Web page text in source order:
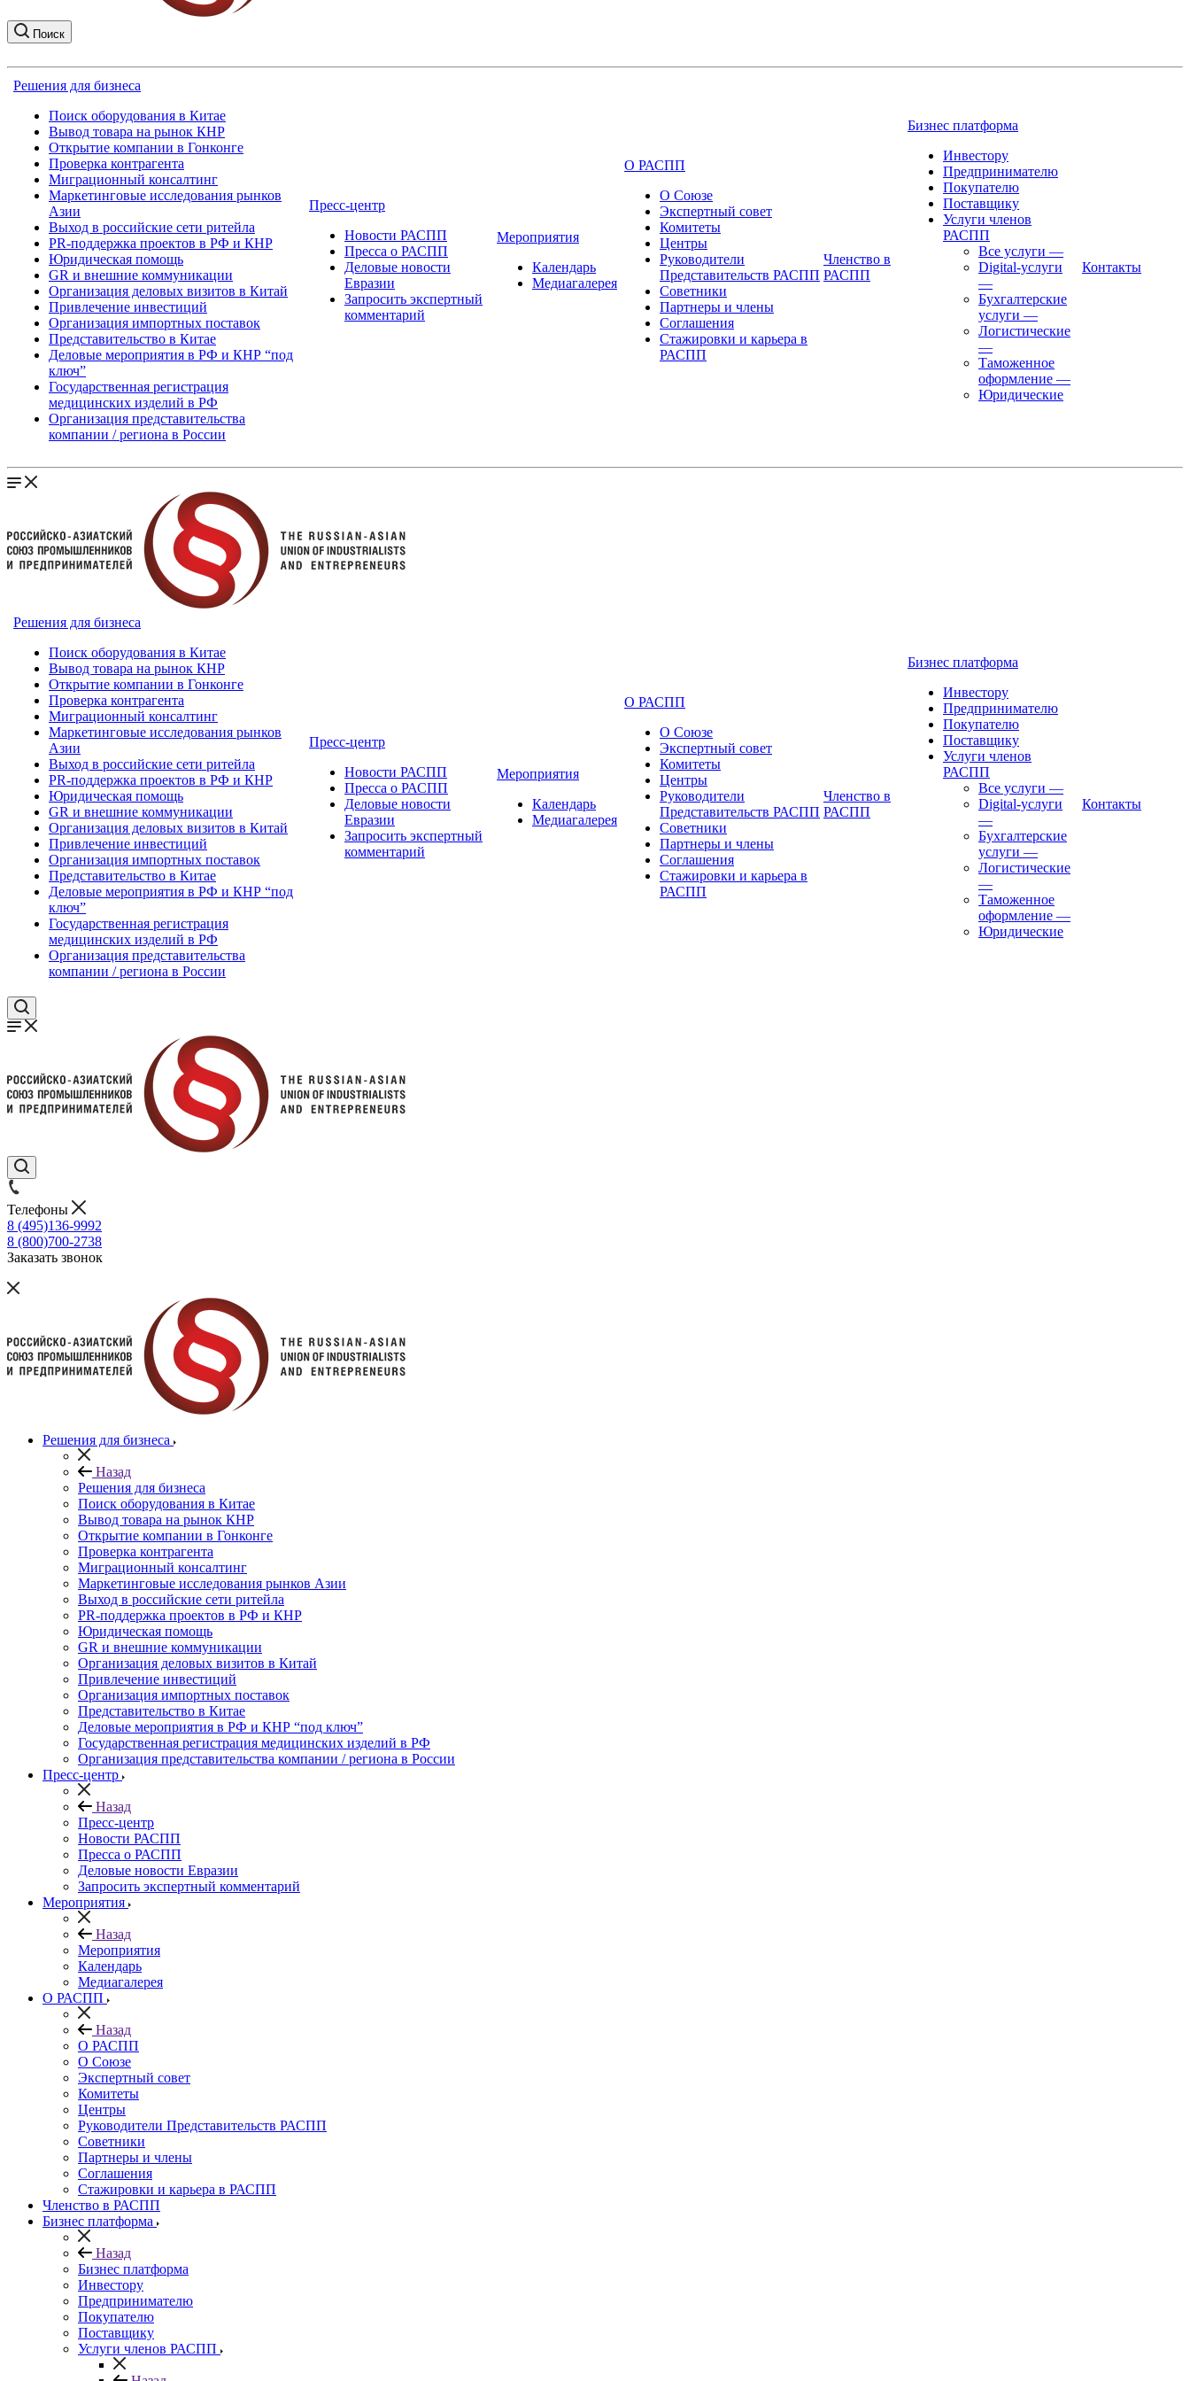
Поиск
Решения для бизнеса
Поиск оборудования в Китае
Вывод товара на рынок КНР
Открытие компании в Гонконге
Проверка контрагента
Миграционный консалтинг
Маркетинговые исследования рынков
Азии
Выход в российские сети ритейла
PR-поддержка проектов в РФ и КНР
Юридическая помощь
GR и внешние коммуникации
Организация деловых визитов в Китай
Привлечение инвестиций
Организация импортных поставок
Представительство в Китае
Деловые мероприятия в РФ и КНР “под
ключ”
Государственная регистрация
медицинских изделий в РФ
Организация представительства
компании / региона в России
Пресс-центр
Новости РАСПП
Пресса о РАСПП
Деловые новости
Евразии
Запросить экспертный
комментарий
Мероприятия
Календарь
Медиагалерея
О РАСПП
О Союзе
Экспертный совет
Комитеты
Центры
Руководители
Представительств РАСПП
Советники
Партнеры и члены
Соглашения
Стажировки и карьера в
РАСПП
Членство в
РАСПП
Бизнес платформа
Инвестору
Предпринимателю
Покупателю
Поставщику
Услуги членов
РАСПП
Все услуги —
Digital-услуги
—
Бухгалтерские
услуги —
Логистические
—
Таможенное
оформление —
Юридические
Контакты
Решения для бизнеса
Поиск оборудования в Китае
Вывод товара на рынок КНР
Открытие компании в Гонконге
Проверка контрагента
Миграционный консалтинг
Маркетинговые исследования рынков
Азии
Выход в российские сети ритейла
PR-поддержка проектов в РФ и КНР
Юридическая помощь
GR и внешние коммуникации
Организация деловых визитов в Китай
Привлечение инвестиций
Организация импортных поставок
Представительство в Китае
Деловые мероприятия в РФ и КНР “под
ключ”
Государственная регистрация
медицинских изделий в РФ
Организация представительства
компании / региона в России
Пресс-центр
Новости РАСПП
Пресса о РАСПП
Деловые новости
Евразии
Запросить экспертный
комментарий
Мероприятия
Календарь
Медиагалерея
О РАСПП
О Союзе
Экспертный совет
Комитеты
Центры
Руководители
Представительств РАСПП
Советники
Партнеры и члены
Соглашения
Стажировки и карьера в
РАСПП
Членство в
РАСПП
Бизнес платформа
Инвестору
Предпринимателю
Покупателю
Поставщику
Услуги членов
РАСПП
Все услуги —
Digital-услуги
—
Бухгалтерские
услуги —
Логистические
—
Таможенное
оформление —
Юридические
Контакты
Телефоны
8 (495)136-9992
8 (800)700-2738
Заказать звонок
Решения для бизнеса
Назад
Решения для бизнеса
Поиск оборудования в Китае
Вывод товара на рынок КНР
Открытие компании в Гонконге
Проверка контрагента
Миграционный консалтинг
Маркетинговые исследования рынков Азии
Выход в российские сети ритейла
PR-поддержка проектов в РФ и КНР
Юридическая помощь
GR и внешние коммуникации
Организация деловых визитов в Китай
Привлечение инвестиций
Организация импортных поставок
Представительство в Китае
Деловые мероприятия в РФ и КНР “под ключ”
Государственная регистрация медицинских изделий в РФ
Организация представительства компании / региона в России
Пресс-центр
Назад
Пресс-центр
Новости РАСПП
Пресса о РАСПП
Деловые новости Евразии
Запросить экспертный комментарий
Мероприятия
Назад
Мероприятия
Календарь
Медиагалерея
О РАСПП
Назад
О РАСПП
О Союзе
Экспертный совет
Комитеты
Центры
Руководители Представительств РАСПП
Советники
Партнеры и члены
Соглашения
Стажировки и карьера в РАСПП
Членство в РАСПП
Бизнес платформа
Назад
Бизнес платформа
Инвестору
Предпринимателю
Покупателю
Поставщику
Услуги членов РАСПП